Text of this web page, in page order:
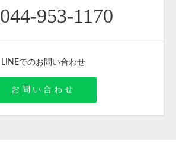
044-953-1170
LINEでのお問い合わせ
お問い合わせ